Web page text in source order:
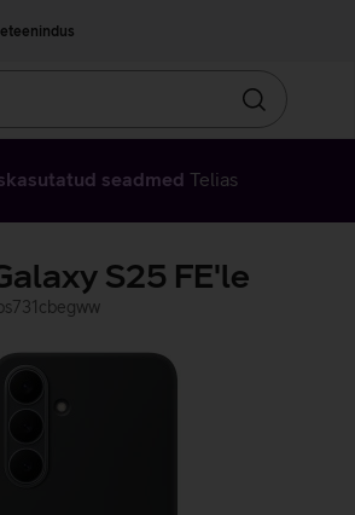
Otsin
seadmed Telias
S25 FE'le